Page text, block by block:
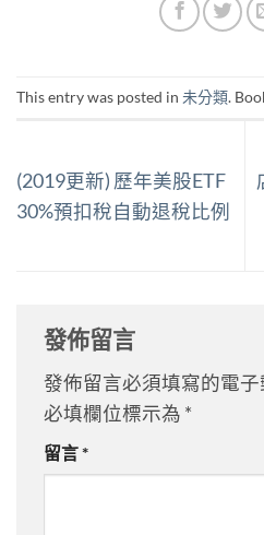
This entry was posted in 未分類.
(2019更新) 歷年美股ETF
30%預扣稅自動退稅比例
發佈留言
發佈留言必須填寫的電子
必填欄位標示為 *
留言*